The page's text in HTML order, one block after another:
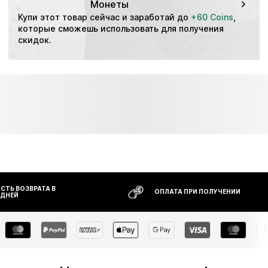
Застежка на липучках
На теплой подкладке
Артикул HUM1155003000001
Монеты
Купи этот товар сейчас и заработай до +60 Coins
которые сможешь использовать для получения
скидок.
ВОЗВРАТА В
ОПЛАТА ПРИ ПОЛУЧЕНИИ